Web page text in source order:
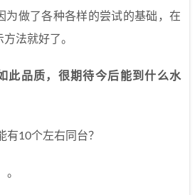
为做了各种各样的尝试的基础，在
法就好了。
此品质，很期待今后能到什么水
有10个左右同台？
。